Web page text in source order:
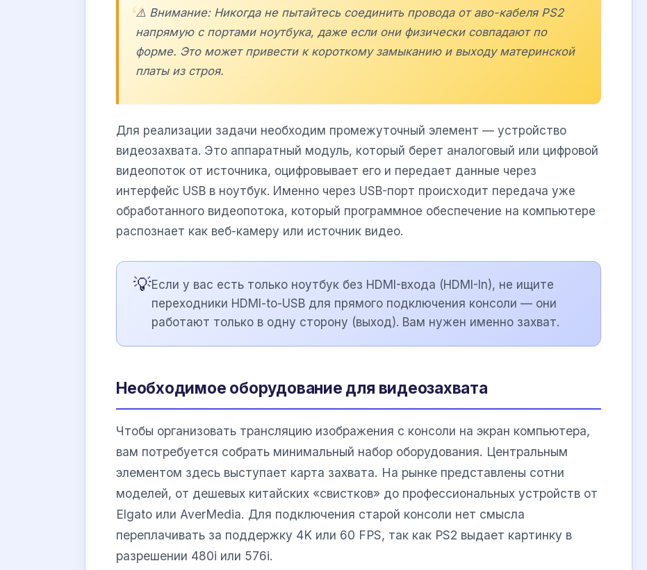
⚠️ Внимание: Никогда не пытайтесь соединить провода от аво-кабеля PS2
напрямую с портами ноутбука, даже если они физически совпадают по
форме. Это может привести к короткому замыканию и выходу материнской
платы из строя.
Для реализации задачи необходим промежуточный элемент — устройство
видеозахвата. Это аппаратный модуль, который берет аналоговый или цифровой
видеопоток от источника, оцифровывает его и передает данные через
интерфейс USB в ноутбук. Именно через USB-порт происходит передача уже
обработанного видеопотока, который программное обеспечение на компьютере
распознает как веб-камеру или источник видео.
💡Если у вас есть только ноутбук без HDMI-входа (HDMI-In), не ищите
переходники HDMI-to-USB для прямого подключения консоли — они
работают только в одну сторону (выход). Вам нужен именно захват.
Необходимое оборудование для видеозахвата
Чтобы организовать трансляцию изображения с консоли на экран компьютера,
вам потребуется собрать минимальный набор оборудования. Центральным
элементом здесь выступает карта захвата. На рынке представлены сотни
моделей, от дешевых китайских «свистков» до профессиональных устройств от
Elgato или AverMedia. Для подключения старой консоли нет смысла
переплачивать за поддержку 4K или 60 FPS, так как PS2 выдает картинку в
разрешении 480i или 576i.